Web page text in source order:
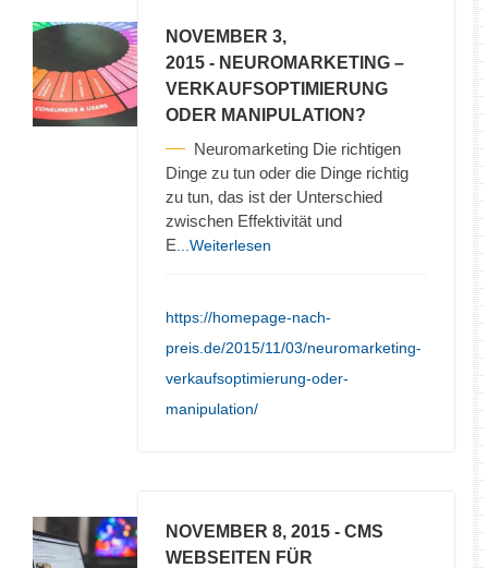
NOVEMBER 3,
2015 - NEUROMARKETING –
VERKAUFSOPTIMIERUNG
ODER MANIPULATION?
Neuromarketing Die richtigen
Dinge zu tun oder die Dinge richtig
zu tun, das ist der Unterschied
zwischen Effektivität und
E ...Weiterlesen
https://homepage-nach-
preis.de/2015/11/03/neuromarketing-
verkaufsoptimierung-oder-
manipulation/
NOVEMBER 8, 2015 - CMS
WEBSEITEN FÜR